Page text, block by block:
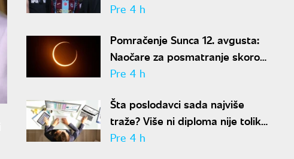
neće dopasti ove reči
Pre 4 h
Pomračenje Sunca 12. avgusta:
Naočare za posmatranje skoro
rasprodate
Pre 4 h
Šta poslodavci sada najviše
traže? Više ni diploma nije toliko
važna
Pre 4 h